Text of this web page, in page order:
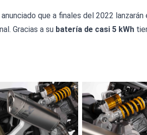
que a finales del 2022 lanzarán
Gracias a su batería de casi 5 kWh